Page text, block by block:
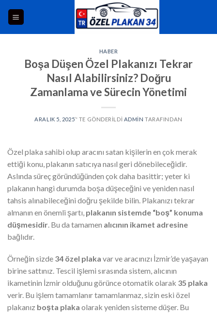
HABER
Boşa Düşen Özel Plakanızı Tekrar
Nasıl Alabilirsiniz? Doğru
Zamanlama ve Sürecin Yönetimi
ARALIK 5, 2025’' TE GÖNDERILDI ADMIN TARAFINDAN
Özel plaka sahibi olup aracını satan kişilerin en çok merak
ettiği konu, plakanın satıcıya nasıl geri dönebileceğidir.
Aslında süreç göründüğünden çok daha basittir; yeter ki
plakanın hangi durumda boşa düşeceğini ve yeniden nasıl
tahsis alınabileceğini doğru şekilde bilin. Plakanızı tekrar
almanın en önemli şartı, plakanın sistemde “boş” konuma
düşmesidir . Bu da tamamen alıcının ikamet adresine
bağlıdır.
Örneğin sizde 34 özel plaka var ve aracınızı İzmir’de yaşayan
birine sattınız. Tescil işlemi sırasında sistem, alıcının
ikametinin İzmir olduğunu görünce otomatik olarak 35 plaka
verir. Bu işlem tamamlanır tamamlanmaz, sizin eski özel
plakanız boşta plaka olarak yeniden sisteme düşer. Bu